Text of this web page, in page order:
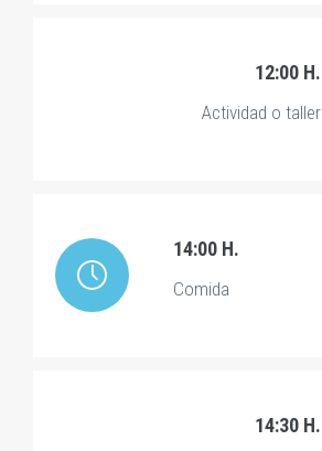
12:00 H.
Actividad o taller
14:00 H.
Comida
14:30 H.